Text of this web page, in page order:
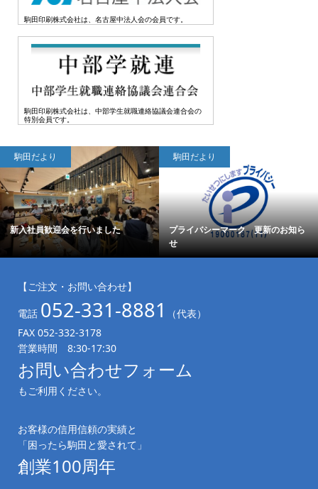
駒田印刷株式会社は、名古屋中法人会の会員です。
駒田印刷株式会社は、中部学生就職連絡協議会連合会の
特別会員です。
駒田だより
新入社員歓迎会を行いました
駒田だより
プライバシーマーク 更新のお知ら
せ
【ご注文・お問い合わせ】
電話 052-331-8881
（代表）
FAX 052-332-3178
営業時間 8:30-17:30
お問い合わせフォーム
もご利用ください。
お客様の信用信頼の実績と
「困ったら駒田と愛されて」
創業100周年